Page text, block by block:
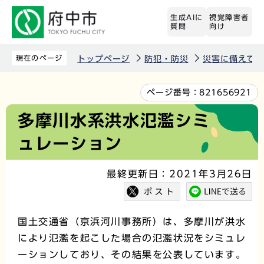
先
生成AIに
質問
視覚障害者
向け
現在のページ トップページ 防犯・防災 災害に備えて
文
か
ページ番号：821656921
多摩川水系洪水氾濫シミ
ュレーション
最終更新日：2021年3月26日
国土交通省（京浜河川事務所）は、多摩川が洪水
により氾濫を起こした場合の氾濫状況をシミュレ
ーションしており、その結果を公表しています。